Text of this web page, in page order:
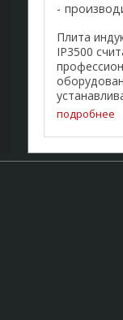
Плита
IP3500
кафе,
бистро и
общепита.
подробнее